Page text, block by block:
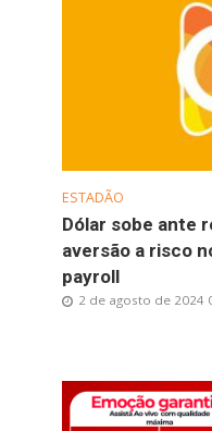
ESTADÃO
Dólar sobe ante
aversão a risco
payroll
2 de agosto de 2024